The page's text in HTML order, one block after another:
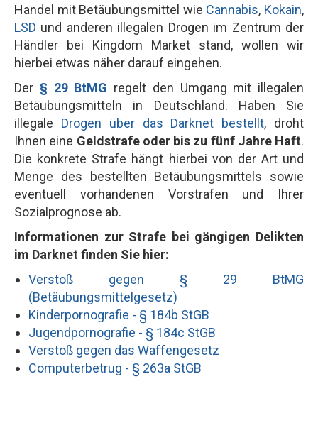
Handel mit Betäubungsmittel wie Cannabis, Kokain,
LSD und anderen illegalen Drogen im Zentrum der
Händler bei Kingdom Market stand, wollen wir
hierbei etwas näher darauf eingehen.
Der § 29 BtMG regelt den Umgang mit illegalen
Betäubungsmitteln in Deutschland. Haben Sie
illegale Drogen über das Darknet bestellt, droht
Ihnen eine Geldstrafe oder bis zu fünf Jahre Haft.
Die konkrete Strafe hängt hierbei von der Art und
Menge des bestellten Betäubungsmittels sowie
eventuell vorhandenen Vorstrafen und Ihrer
Sozialprognose ab.
Informationen zur Strafe bei gängigen Delikten
im Darknet finden Sie hier:
Verstoß gegen § 29 BtMG
(Betäubungsmittelgesetz)
Kinderpornografie - § 184b StGB
Jugendpornografie - § 184c StGB
Verstoß gegen das Waffengesetz
Computerbetrug - § 263a StGB